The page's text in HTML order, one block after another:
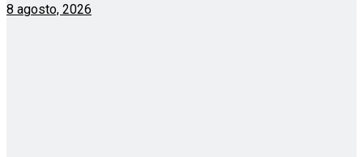
8 agosto, 2026